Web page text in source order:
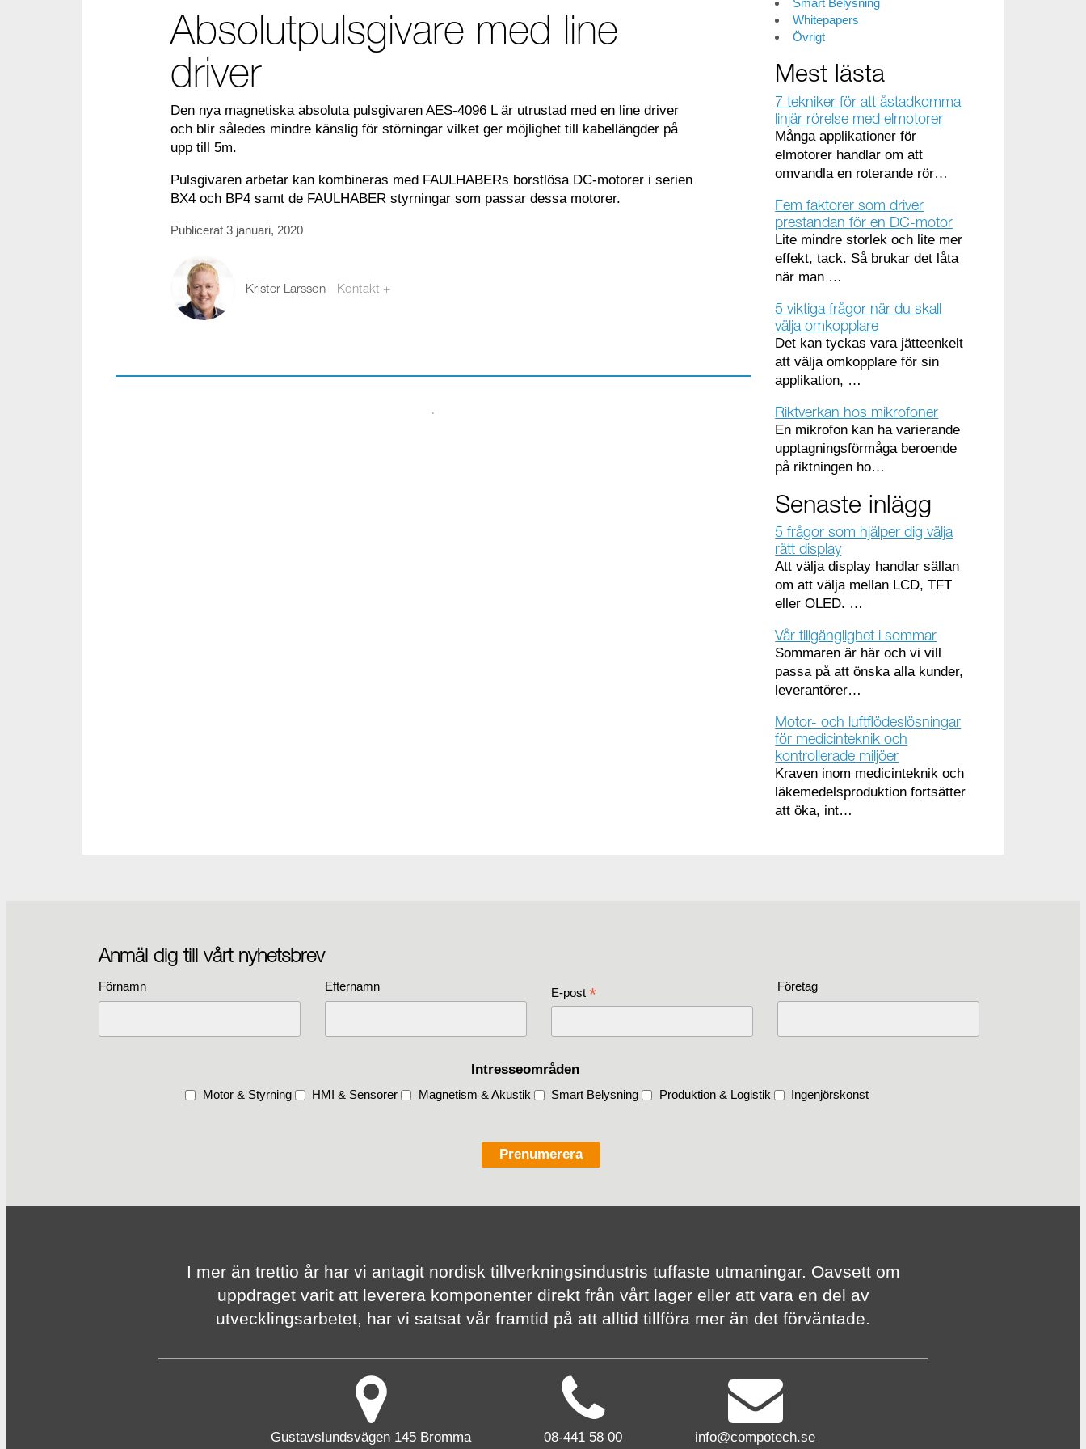
Absolutpulsgivare med line
driver
Den nya magnetiska absoluta pulsgivaren AES-4096 L är utrustad med en line driver
och blir således mindre känslig för störningar vilket ger möjlighet till kabellängder på
upp till 5m.
Pulsgivaren arbetar kan kombineras med FAULHABERs borstlösa DC-motorer i serien
BX4 och BP4 samt de FAULHABER styrningar som passar dessa motorer.
Publicerat 3 januari, 2020
Krister Larsson Kontakt +
·
Smart Belysning
Whitepapers
Övrigt
Mest lästa
7 tekniker för att åstadkomma
linjär rörelse med elmotorer
Många applikationer för
elmotorer handlar om att
omvandla en roterande rör…
Fem faktorer som driver
prestandan för en DC-motor
Lite mindre storlek och lite mer
effekt, tack. Så brukar det låta
när man …
5 viktiga frågor när du skall
välja omkopplare
Det kan tyckas vara jätteenkelt
att välja omkopplare för sin
applikation, …
Riktverkan hos mikrofoner
En mikrofon kan ha varierande
upptagningsförmåga beroende
på riktningen ho…
Senaste inlägg
5 frågor som hjälper dig välja
rätt display
Att välja display handlar sällan
om att välja mellan LCD, TFT
eller OLED. …
Vår tillgänglighet i sommar
Sommaren är här och vi vill
passa på att önska alla kunder,
leverantörer…
Motor- och luftflödeslösningar
för medicinteknik och
kontrollerade miljöer
Kraven inom medicinteknik och
läkemedelsproduktion fortsätter
att öka, int…
Anmäl dig till vårt nyhetsbrev
Förnamn Efternamn E-post * Företag
Intresseområden
Motor & Styrning HMI & Sensorer Magnetism & Akustik Smart Belysning Produktion & Logistik Ingenjörskonst
I mer än trettio år har vi antagit nordisk tillverknings­industris tuffaste utmaningar. Oavsett om
uppdraget varit att leverera komponenter direkt från vårt lager eller att vara en del av
utvecklingsarbetet, har vi satsat vår framtid på att alltid tillföra mer än det förväntade.
Gustavslundsvägen 145 Bromma 08-441 58 00 info@compotech.se